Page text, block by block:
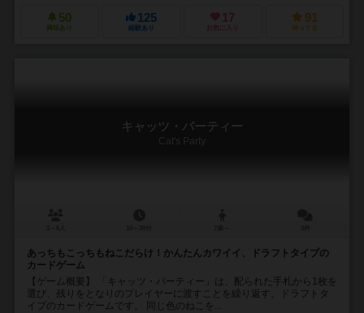
50
興味あり
125
経験あり
17
お気に入り
91
持ってる
キャッツ・パーティー
Cat's Party
あっちもこっちもねこだらけ！かんたんカワイイ、ドラフトタイプの
カードゲーム
【ゲーム概要】 「キャッツ・パーティー」は、配られた手札から1枚を
選び、残りをとなりのプレイヤーに渡すことを繰り返す、ドラフトタ
イプのカードゲームです。 同じ色のねこを...